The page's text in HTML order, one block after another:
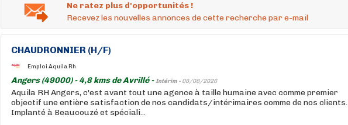
Ne ratez plus d'opportunités !
Recevez les nouvelles annonces de cette recherche par e-mail
CHAUDRONNIER (H/F)
Emploi Aquila Rh
Angers (49000) - 4,8 kms de Avrillé -Intérim - 08/08/2026
Aquila RH Angers, c'est avant tout une agence à taille humaine avec comme premier
objectif une entière satisfaction de nos candidats/intérimaires comme de nos clients.
Implanté à Beaucouzé et spéciali...